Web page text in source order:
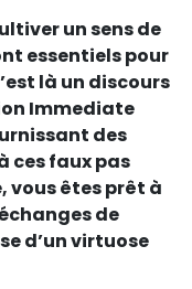
un sens de
essentiels pour
là un discours
Immediate
des
ces faux pas
vous êtes prêt à
de
d’un virtuose